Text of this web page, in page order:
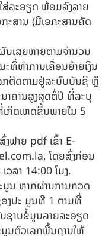
ສ່ລະອຽດ ພ້ອມລົງລາຍ
ະສານ (ມີເອກະສານຄັດ
ເສຍຫາຍຕາມຈຳນວນ
ທີ່ທຳການເຄື່ອນຍ້າຍເງິນ
ຕິດຕາມຢູ່ລະບົບບັນຊີ ຫຼື
າຄານສູງສຸດຕໍ່ປີ ທີ່ລະບຸ
ກີດເຫດຂື້ນພາຍໃນ 5
ຟາຍ pdf ເຂົ້າ E-
, ໂດຍສົ່ງກ່ອນ
ລາ 14:00 ໂມງ.
ນ ຫາກຜ່ານການກວດ
ອງປະ ມູນທີ 1 ຕາມທີ່
ຊາບຂໍ້ມູນລາຍລະອຽດ
ມູນຕົວເລກພື້ນຖານໃຫ້